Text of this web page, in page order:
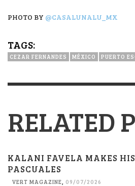
PHOTO BY @CASALUNALU_MX
TAGS:
CEZAR FERNANDES MÉXICO PUERTO
RELATED
KALANI FAVELA MAKES
PASCUALES
VERT MAGAZINE 09/07/2026